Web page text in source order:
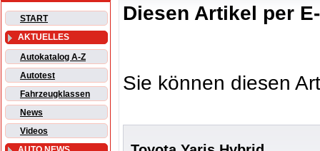
START
AKTUELLES
Autokatalog A-Z
Autotest
Fahrzeugklassen
News
Videos
Diesen Artikel per
Sie können diesen